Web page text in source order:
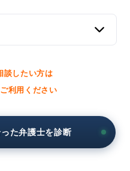
法律相談
窓口
問題の無料法律相談を
談したい方は
利用ください
た弁護士を診断